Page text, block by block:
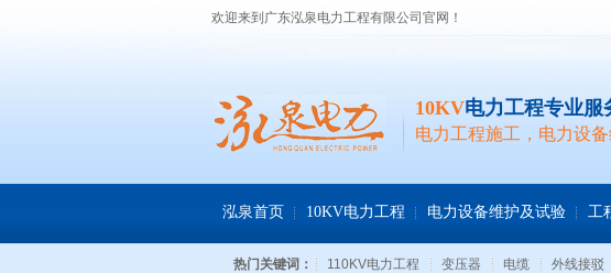
欢迎来到广东泓泉电力工程有限公司官网！
10KV电力工程专业服
电力工程施工，电力设
泓泉首页 10KV电力工程 电力设备维护及试验 工
热门关键词： 110KV电力工程 变压器 电缆 外线接驳